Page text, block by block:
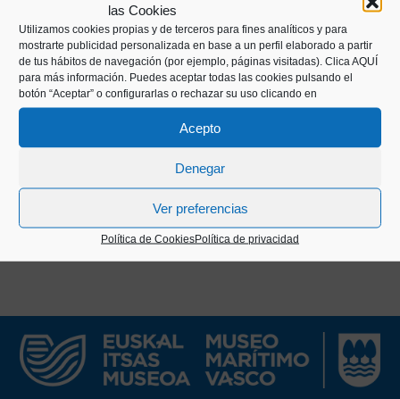
las Cookies
Utilizamos cookies propias y de terceros para fines analíticos y para
mostrarte publicidad personalizada en base a un perfil elaborado a partir
de tus hábitos de navegación (por ejemplo, páginas visitadas). Clica AQUÍ
para más información. Puedes aceptar todas las cookies pulsando el
botón “Aceptar” o configurarlas o rechazar su uso clicando en
Acepto
Denegar
Ver preferencias
Política de CookiesPolítica de privacidad
de la Real Compañía de Filipinas, escribió sus
diarios de navegación a finales del s.XVIII. En ellos
describe con todo detalle sus navegaciones por
América, Europa y Asia.
El Euskal Itsas Museoa posee los 19 volúmenes